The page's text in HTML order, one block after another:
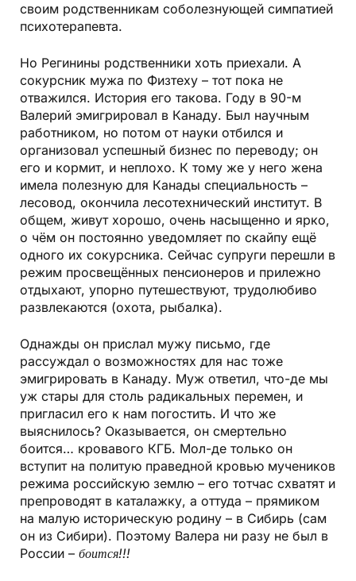
своим родственникам соболезнующей симпатией
психотерапевта.
Но Регинины родственники хоть приехали. А
сокурсник мужа по Физтеху – тот пока не
отважился. История его такова. Году в 90-м
Валерий эмигрировал в Канаду. Был научным
работником, но потом от науки отбился и
организовал успеш­ный бизнес по переводу; он
его и кормит, и неплохо. К тому же у него жена
имела полезную для Канады специальность –
лесовод, окончила лесотехнический институт. В
общем, живут хорошо, очень насыщенно и ярко,
о чём он постоянно уведомляет по скайпу ещё
одного их сокурсника. Сейчас супруги перешли в
режим просвещённых пенсионеров и прилежно
отдыхают, упорно путеше­ствуют, трудолюбиво
развлекаются (охота, рыбалка).
Однажды он прислал мужу письмо, где
рассуждал о возможностях для нас тоже
эмигрировать в Канаду. Муж ответил, что-де мы
уж стары для столь радикальных перемен, и
пригласил его к нам погостить. И что же
выяснилось? Оказывается, он смертельно
боится… кровавого КГБ. Мол-де только он
вступит на политую праведной кровью мучеников
режима российскую землю – его тотчас схватят и
препроводят в каталажку, а оттуда – прямиком
на малую историческую родину – в Сибирь (сам
он из Сибири). Поэтому Валера ни разу не был в
России – боится!!!